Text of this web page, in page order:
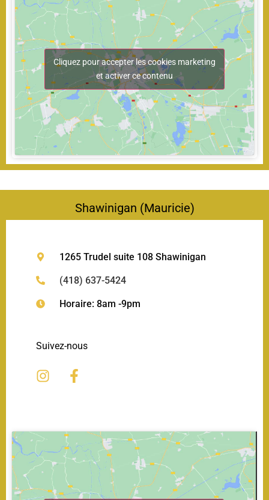
Cliquez pour accepter les cookies marketing
et activer ce contenu
Shawinigan (Mauricie)
1265 Trudel suite 108 Shawinigan
(418) 637-5424
Horaire: 8am -9pm
Suivez-nous